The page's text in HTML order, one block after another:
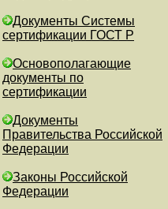
Документы Системы
сертификации ГОСТ Р
Основополагающие
документы по
сертификации
Документы
Правительства Российской
Федерации
Законы Российской
Федерации